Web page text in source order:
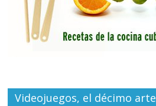
Videojuegos, el décimo arte